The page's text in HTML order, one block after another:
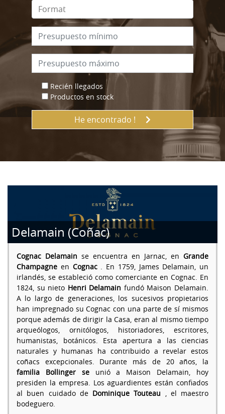
Recién llegados
Productos en stock
He encontrado !
Delamain (Coñac)
Cognac Delamain se encuentra en Jarnac, en Grande
Champagne en Cognac. En 1759, James Delamain, un
irlandés, se estableció como comerciante en Cognac. En
1824, su nieto Henri Delamain fundó Maison Delamain.
A lo largo de generaciones, los sucesivos propietarios
han impregnado su Cognac con una parte de sí mismos
porque además de dirigir la Casa, eran al mismo tiempo
arqueólogos, ornitólogos, historiadores, escritores,
humanistas, botánicos. Esta apertura a las ciencias
naturales y humanas ha contribuido a revelar estos
coñacs excepcionales. Durante más de 20 años, la
familia Bollinger seunió a Maison Delamain, hoy
presiden la empresa. Los aguardientes están confiados
al buen cuidado de Dominique Touteau , el maestro
bodeguero.